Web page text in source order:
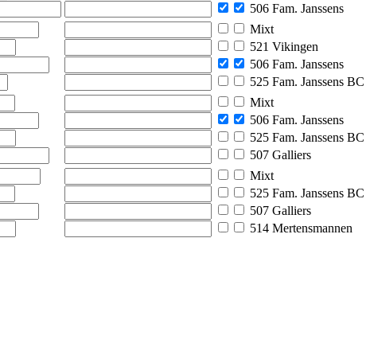
506 Fam. Janssens
Mixt
521 Vikingen
506 Fam. Janssens
525 Fam. Janssens BC
Mixt
506 Fam. Janssens
525 Fam. Janssens BC
507 Galliers
Mixt
525 Fam. Janssens BC
507 Galliers
514 Mertensmannen